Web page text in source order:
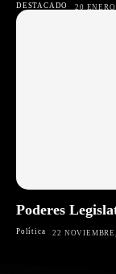
DESTACADO 20
Poderes
Política 22